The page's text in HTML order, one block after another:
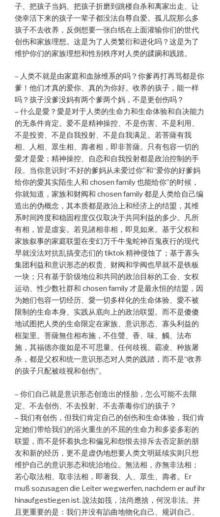
子、把孩子当妈、把孩子折磨到跳楼自杀和离家出走、让
侥幸活下来的孩子一辈子都没法自尊自爱。孤儿院那么多
孩子不去收养，反倒想要一张白纸在上面灌输你们的世代
创伤和家族理想。这是为了人类繁衍和进化吗？这是为了
维护你们的家族理想和性别秩序对人类的蹂躏和践踏。
– 人类不就是由家庭和血脉维系的吗？你爹再打再骂都是你
爹！他们才真的爱你、真的为你好。收养的孩子，能一样
吗？孩子没爹没妈有两个爹两个妈，不是更创伤吗？
– 什么是愛？愛是对于人类的生命力和生命体验和自决能力
的无条件肯定。爱不是精神操控、不是伤害、不是利用、
不是投资、不是自我投射、不是自我满足。若菩薩有我
相、人相、眾生相、壽者相，即非菩薩。只有包容一切的
愛才是愛；精神操控、自恋和自我投射都是政治控制的手
段。当你意识到“不好的爹妈从未爱过你”和“爱你的好爹妈
给你的愛其实陌生人和 chosen family 也能给你”的时候，
你就知道，家族和财阀和 chosen family 都是人类给自己编
造出的伪概念，其本质都是政治上和经济上的结盟，其维
系时间跨度和稳固程度仅仅取决于共同利益的多少。凡所
有相，皆是虛妄。若見諸相非相，即見如來。基于父权和
家族叙事的家庭联盟在变幻万千牛鬼蛇神百鬼夜行的现代
早就没法对抗乱搞变态们的 tiktok 精神侵蚀了；基于寡头
集团利益和意识形态的权贵、财阀和学阀也早就不是铁板
一块；只有基于阶级地位和共同的政治目标的工会、女权
运动、性少数社群和 chosen family 才是最永恒的结盟，因
为她们包容一切经历、愛一切多样化的生命体验、愛不被
限制的生命本身、实践从底向上的政治联盟。而不是傻傻
地试图把人类的生命限定在家族、意识形态、寡头利益的
框架里。菩薩無住相布施，不住聲、香、味、觸、法布
施，其福德亦復如是不可思量。任何歧视、霸凌、种族屠
杀，都是父权和统一意识形态对人类的践踏，而不是“收养
的孩子只配被歧视和创伤”。
– 你们自己就是意识形态创造出的怪胎，怎么可能不去限
定、不去创伤、不去投射、不去荼毒你们的孩子？
– 我们有创伤，但我们肯定自己的创伤和生命体验，我们肯
定她们带给我们的浴火重生的不屈的生命力和多姿多彩的
联盟，而不是怀着执念和偏见和怨恨去排斥去否定新的朋
友和新的经历，更不是虚伪地想要人类文明延续实则只想
维护自己的意识形态和统治地位。無法相，亦無非法相；
若心取法相、取非法相，即著我、人、眾生、壽者。Er
muß sozusagen die Leiter wegwerfen, nachdem er auf ihr
hinaufgestiegen ist. 說法如筏，法尚應捨，何況非法。并
且更重要的是：我们并没有諂曲地物化自己、规训自己、